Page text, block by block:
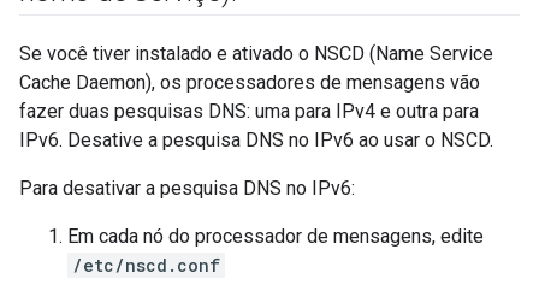
Se você tiver instalado e ativado o NSCD (Name Service
Cache Daemon), os processadores de mensagens vão
fazer duas pesquisas DNS: uma para IPv4 e outra para
IPv6. Desative a pesquisa DNS no IPv6 ao usar o NSCD.
Para desativar a pesquisa DNS no IPv6:
Em cada nó do processador de mensagens, edite
/etc/nscd.conf